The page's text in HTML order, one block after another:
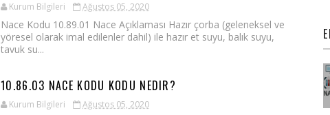
Kurum Bilgileri Ağustos 05, 2020
Nace Kodu 10.89.01 Nace Açıklaması Hazır çorba (geleneksel ve
yöresel olarak imal edilenler dahil) ile hazır et suyu, balık suyu,
tavuk su...
10.86.03 NACE KODU KODU NEDIR?
Kurum Bilgileri Ağustos 05, 2020